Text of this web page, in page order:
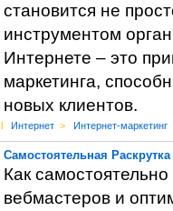
становится не
инструментом
Интернете – это
маркетинга,
новых клиентов.
l Интернет > Интернет-маркетинг
Самостоятельная
Как
вебмастеров и